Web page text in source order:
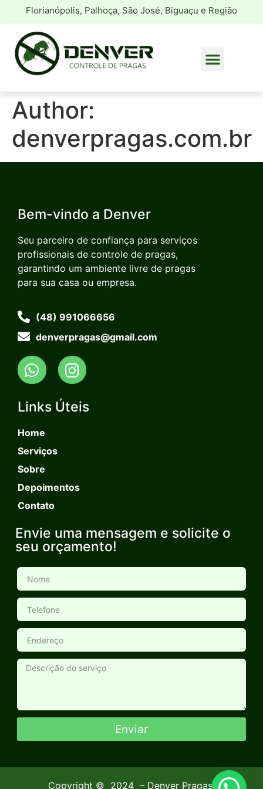
Florianópolis, Palhoça, São José, Biguaçu e Região
Author:
denverpragas.com.br
Bem-vindo a Denver
Seu parceiro de confiança para serviços
profissionais de controle de pragas,
garantindo um ambiente livre de pragas
para sua casa ou empresa.
(48) 991066656
denverpragas@gmail.com
Links Úteis
Home
Serviços
Sobre
Depoimentos
Contato
Envie uma mensagem e solicite o
seu orçamento!
Enviar
Copyright © 2024 – Denver Pragas.